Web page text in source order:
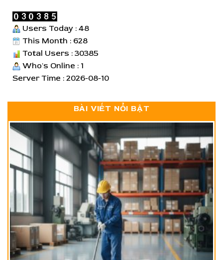
Users Today : 48
This Month : 628
Total Users : 30385
Who's Online : 1
Server Time : 2026-08-10
BÀI VIẾT NỔI BẬT